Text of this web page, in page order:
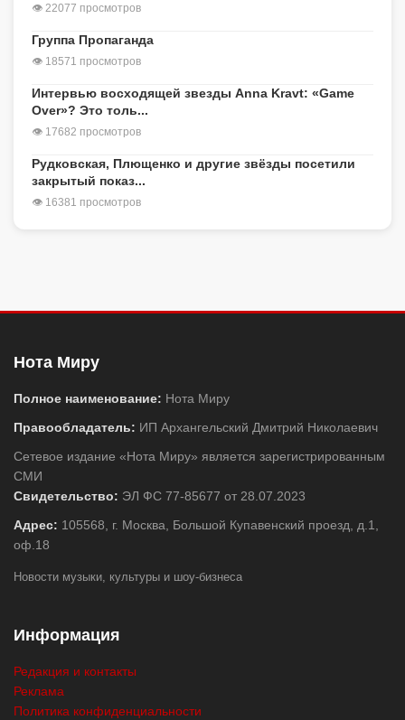
👁 22077 просмотров
Группа Пропаганда
👁 18571 просмотров
Интервью восходящей звезды Anna Kravt: «Game
Over»? Это толь...
👁 17682 просмотров
Рудковская, Плющенко и другие звёзды посетили
закрытый показ...
👁 16381 просмотров
Нота Миру
Полное наименование: Нота Миру
Правообладатель: ИП Архангельский Дмитрий Николаевич
Сетевое издание «Нота Миру» является зарегистрированным
СМИ
Свидетельство: ЭЛ ФС 77-85677 от 28.07.2023
Адрес: 105568, г. Москва, Большой Купавенский проезд, д.1,
оф.18
Новости музыки, культуры и шоу-бизнеса
Информация
Редакция и контакты
Реклама
Политика конфиденциальности